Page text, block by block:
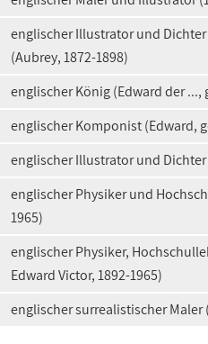
englischer Illustrator und
(Aubrey, 1872-1898)
englischer König (Edward der ...,
englischer Komponist (Edward,
englischer Illustrator und Dichter
englischer Physiker und
1965)
englischer Physiker,
Edward Victor, 1892-1965)
englischer surrealistischer Maler